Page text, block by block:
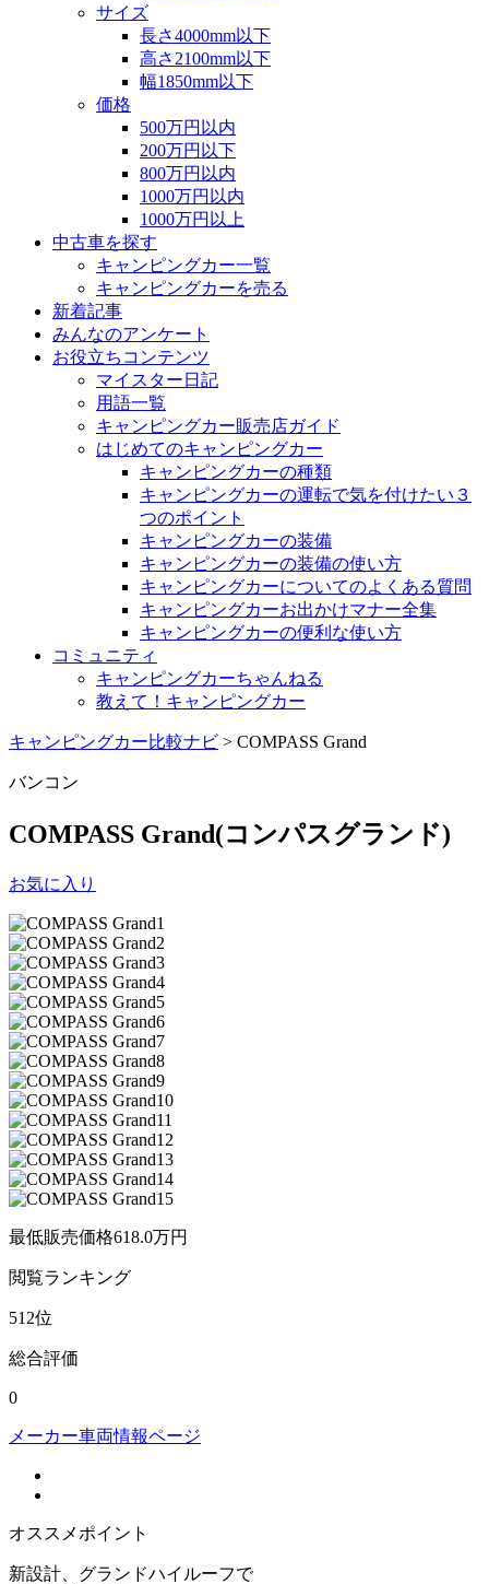
サイズ
長さ4000mm以下
高さ2100mm以下
幅1850mm以下
価格
500万円以内
200万円以下
800万円以内
1000万円以内
1000万円以上
中古車を探す
キャンピングカー一覧
キャンピングカーを売る
新着記事
みんなのアンケート
お役立ちコンテンツ
マイスター日記
用語一覧
キャンピングカー販売店ガイド
はじめてのキャンピングカー
キャンピングカーの種類
キャンピングカーの運転で気を付けたい３
つのポイント
キャンピングカーの装備
キャンピングカーの装備の使い方
キャンピングカーについてのよくある質問
キャンピングカーお出かけマナー全集
キャンピングカーの便利な使い方
コミュニティ
キャンピングカーちゃんねる
教えて！キャンピングカー
キャンピングカー比較ナビ > COMPASS Grand
バンコン
COMPASS Grand(コンパスグランド)
お気に入り
最低販売価格618.0万円
閲覧ランキング
512位
総合評価
0
メーカー車両情報ページ
オススメポイント
新設計、グランドハイルーフで